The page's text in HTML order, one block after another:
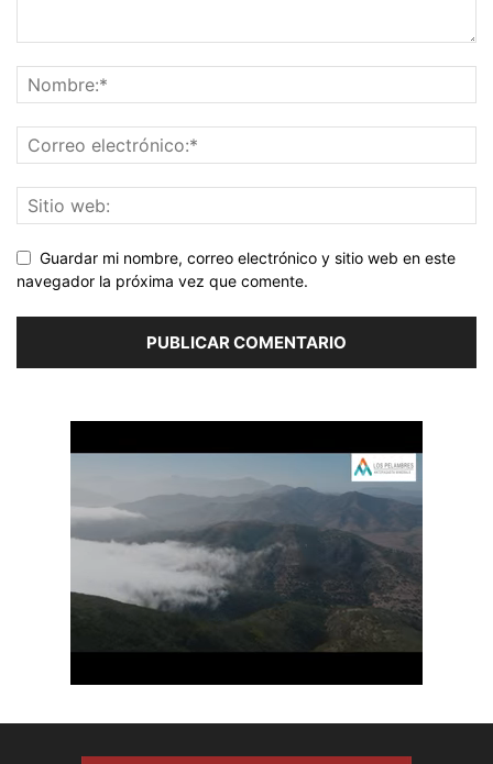
Guardar mi nombre, correo electrónico y sitio web en este
navegador la próxima vez que comente.